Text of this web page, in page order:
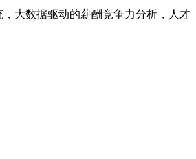
大数据驱动的薪酬竞争力分析，人才